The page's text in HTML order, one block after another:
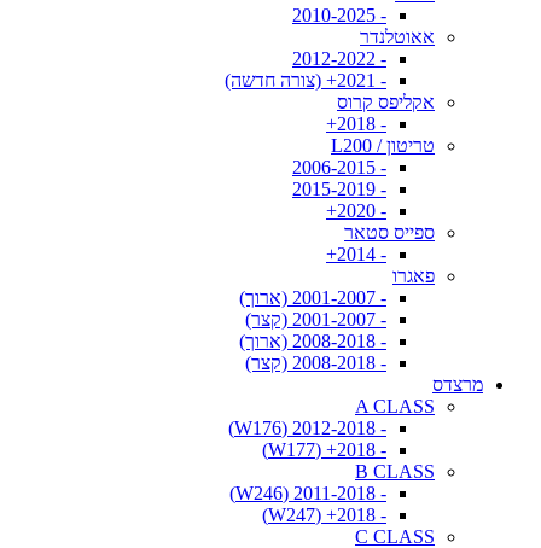
- 2010-2025
אאוטלנדר
- 2012-2022
- 2021+ (צורה חדשה)
אקליפס קרוס
- 2018+
טריטון / L200
- 2006-2015
- 2015-2019
- 2020+
ספייס סטאר
- 2014+
פאגרו
- 2001-2007 (ארוך)
- 2001-2007 (קצר)
- 2008-2018 (ארוך)
- 2008-2018 (קצר)
מרצדס
A CLASS
- 2012-2018 (W176)
- 2018+ (W177)
B CLASS
- 2011-2018 (W246)
- 2018+ (W247)
C CLASS